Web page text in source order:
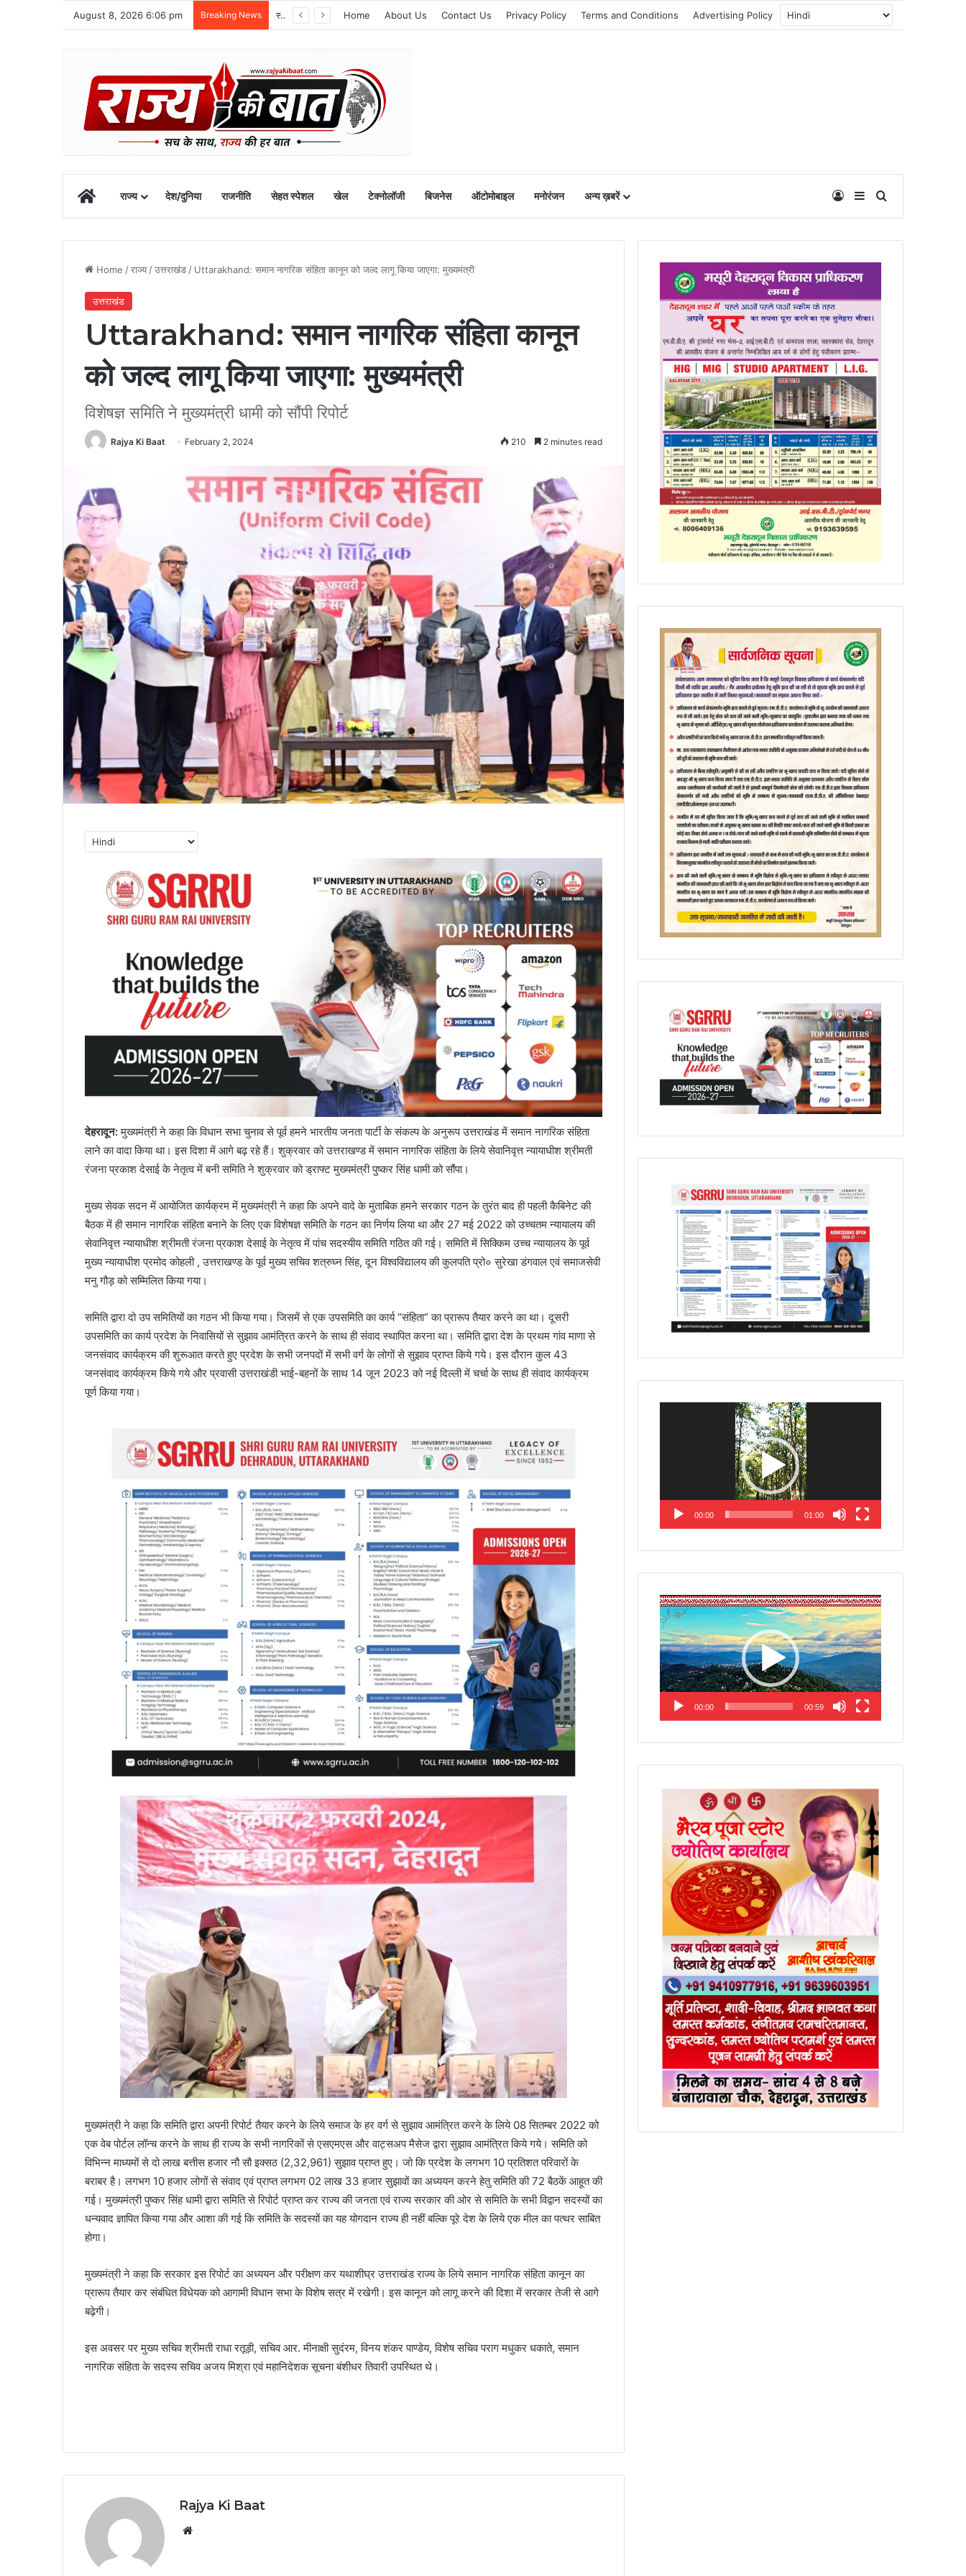
August 8, 2026 6:06 pm Breaking News 1 सितंबर से शुरू होगा खेल महाकुंभ-2026, चार चरणों में होंगी प्रतियोगिताएं Home About Us Contact Us Privacy Policy Terms and Conditions Advertising Policy
Homeराज्य देश/दुनिया राजनीति सेहत स्पेशल खेल टेक्नोलॉजी बिजनेस ऑटोमोबाइल मनोरंजन अन्य ख़बरें Log InSidebar
Home /राज्य /उत्तराखंड / Uttarakhand: समान नागरिक संहिता कानून को जल्द लागू किया जाएगा: मुख्यमंत्री
उत्तराखंड
Uttarakhand: समान नागरिक संहिता कानून
को जल्द लागू किया जाएगा: मुख्यमंत्री
विशेषज्ञ समिति ने मुख्यमंत्री धामी को सौंपी रिपोर्ट
Rajya Ki Baat February 2, 2024 210 2 minutes read
देहरादून:मुख्यमंत्री ने कहा कि विधान सभा चुनाव से पूर्व हमने भारतीय जनता पार्टी के संकल्प के अनुरूप उत्तराखंड में समान नागरिक संहिता
लाने का वादा किया था। इस दिशा में आगे बढ़ रहे हैं। शुक्रवार को उत्तराखण्ड में समान नागरिक संहिता के लिये सेवानिवृत्त न्यायाधीश श्रीमती
रंजना प्रकाश देसाई के नेतृत्व में बनी समिति ने शुक्रवार को ड्राफ्ट मुख्यमंत्री पुष्कर सिंह धामी को सौंपा।
मुख्य सेवक सदन में आयोजित कार्यक्रम में मुख्यमंत्री ने कहा कि अपने वादे के मुताबिक हमने सरकार गठन के तुरंत बाद ही पहली कैबिनेट की
बैठक में ही समान नागरिक संहिता बनाने के लिए एक विशेषज्ञ समिति के गठन का निर्णय लिया था और 27 मई 2022 को उच्चतम न्यायालय की
सेवानिवृत्त न्यायाधीश श्रीमती रंजना प्रकाश देसाई के नेतृत्व में पांच सदस्यीय समिति गठित की गई। समिति में सिक्किम उच्च न्यायालय के पूर्व
मुख्य न्यायाधीश प्रमोद कोहली , उत्तराखण्ड के पूर्व मुख्य सचिव शत्रुघ्न सिंह, दून विश्वविद्यालय की कुलपति प्रो० सुरेखा डंगवाल एवं समाजसेवी
मनु गौड़ को सम्मिलित किया गया।
समिति द्वारा दो उप समितियों का गठन भी किया गया। जिसमें से एक उपसमिति का कार्य “संहिता“ का प्रारूप तैयार करने का था। दूसरी
उपसमिति का कार्य प्रदेश के निवासियों से सुझाव आमंत्रित करने के साथ ही संवाद स्थापित करना था। समिति द्वारा देश के प्रथम गांव माणा से
जनसंवाद कार्यक्रम की शुरूआत करते हुए प्रदेश के सभी जनपदों में सभी वर्ग के लोगों से सुझाव प्राप्त किये गये। इस दौरान कुल 43
जनसंवाद कार्यक्रम किये गये और प्रवासी उत्तराखंडी भाई-बहनों के साथ 14 जून 2023 को नई दिल्ली में चर्चा के साथ ही संवाद कार्यक्रम
पूर्ण किया गया।
मुख्यमंत्री ने कहा कि समिति द्वारा अपनी रिपोर्ट तैयार करने के लिये समाज के हर वर्ग से सुझाव आमंत्रित करने के लिये 08 सितम्बर 2022 को
एक वेब पोर्टल लॉन्च करने के साथ ही राज्य के सभी नागरिकों से एसएमएस और वाट्सअप मैसेज द्वारा सुझाव आमंत्रित किये गये। समिति को
विभिन्न माध्यमों से दो लाख बत्तीस हजार नौ सौ इक्सठ (2,32,961) सुझाव प्राप्त हुए। जो कि प्रदेश के लगभग 10 प्रतिशत परिवारों के
बराबर है। लगभग 10 हजार लोगों से संवाद एवं प्राप्त लगभग 02 लाख 33 हजार सुझावों का अध्ययन करने हेतु समिति की 72 बैठकें आहूत की
गई। मुख्यमंत्री पुष्कर सिंह धामी द्वारा समिति से रिपोर्ट प्राप्त कर राज्य की जनता एवं राज्य सरकार की ओर से समिति के सभी विद्वान सदस्यों का
धन्यवाद ज्ञापित किया गया और आशा की गई कि समिति के सदस्यों का यह योगदान राज्य ही नहीं बल्कि पूरे देश के लिये एक मील का पत्थर साबित
होगा।
मुख्यमंत्री ने कहा कि सरकार इस रिपोर्ट का अध्ययन और परीक्षण कर यथाशीघ्र उत्तराखंड राज्य के लिये समान नागरिक संहिता कानून का
प्रारूप तैयार कर संबंधित विधेयक को आगामी विधान सभा के विशेष सत्र में रखेगी। इस कानून को लागू करने की दिशा में सरकार तेजी से आगे
बढ़ेगी।
इस अवसर पर मुख्य सचिव श्रीमती राधा रतूड़ी, सचिव आर. मीनाक्षी सुदंरम, विनय शंकर पाण्डेय, विशेष सचिव पराग मधुकर धकाते, समान
नागरिक संहिता के सदस्य सचिव अजय मिश्रा एवं महानिदेशक सूचना बंशीधर तिवारी उपस्थित थे।
Rajya Ki Baat
00:00 01:00
Video
Player
00:00 00:59